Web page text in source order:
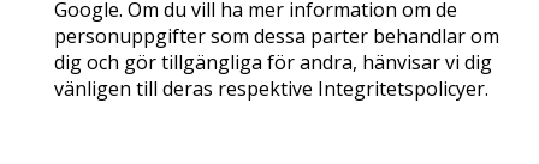
Google. Om du vill ha mer information om de
personuppgifter som dessa parter behandlar om
dig och gör tillgängliga för andra, hänvisar vi dig
vänligen till deras respektive Integritetspolicyer.